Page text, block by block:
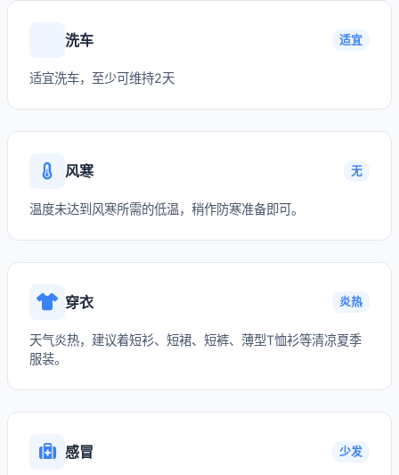
洗车 适宜
适宜洗车，至少可维持2天
风寒 无
温度未达到风寒所需的低温，稍作防寒准备即可。
穿衣 炎热
天气炎热，建议着短衫、短裙、短裤、薄型T恤衫等清凉夏季
服装。
感冒 少发